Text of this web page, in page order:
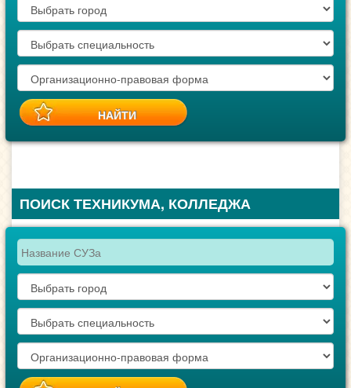
ПОИСК ТЕХНИКУМА, КОЛЛЕДЖА